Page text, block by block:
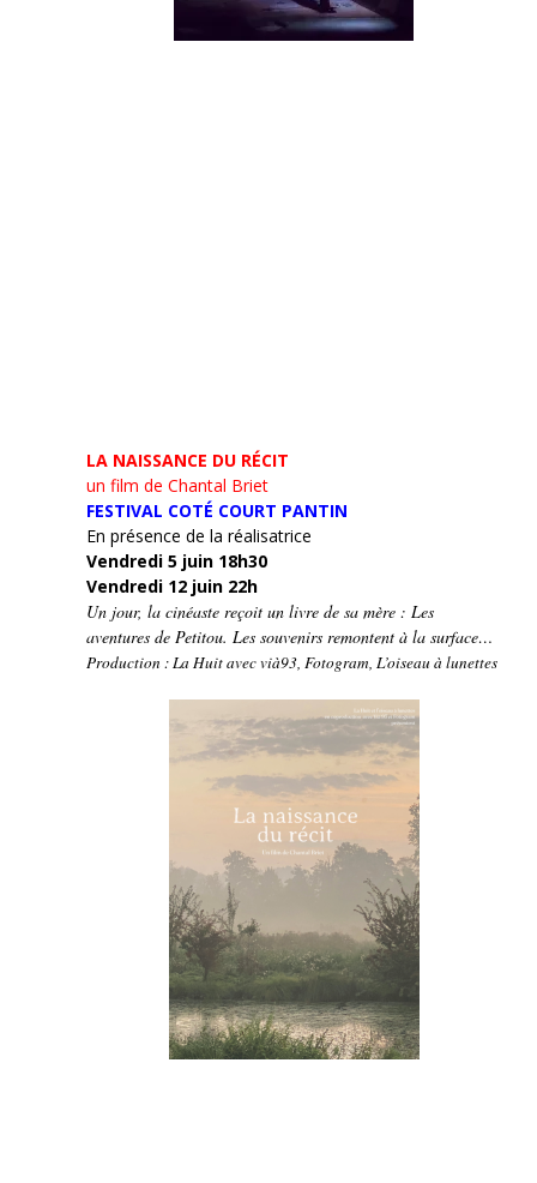
LA NAISSANCE DU RÉCIT
un film de Chantal Briet
FESTIVAL COTÉ COURT PANTIN
En présence de la réalisatrice
Vendredi 5 juin 18h30
Vendredi 12 juin 22h
Un jour, la cinéaste reçoit un livre de sa mère : Les
aventures de Petitou. Les souvenirs remontent à la surface…
Production : La Huit avec vià93, Fotogram, L’oiseau à lunettes